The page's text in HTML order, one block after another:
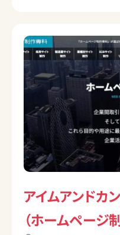
アイムアンドカ
（ホームページ